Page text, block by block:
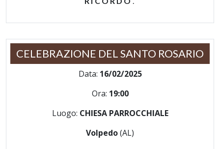
CELEBRAZIONE DEL SANTO ROSARIO
Data: 16/02/2025
Ora: 19:00
Luogo: CHIESA PARROCCHIALE
Volpedo(AL)